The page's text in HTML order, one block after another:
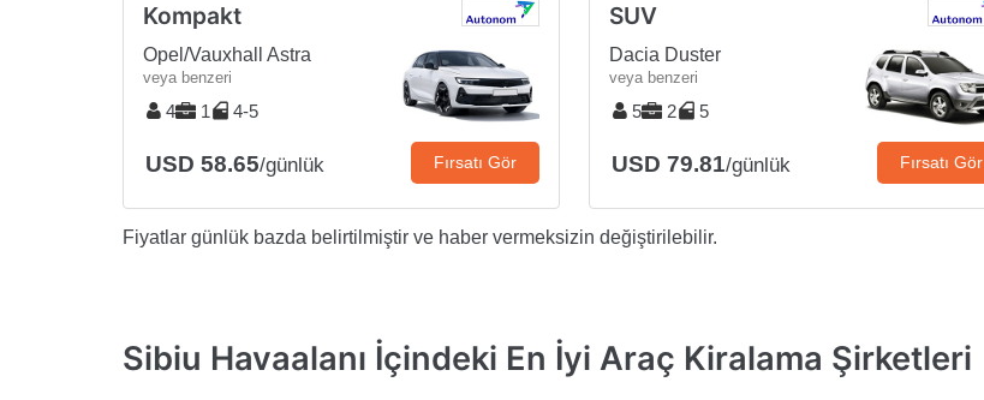
Kompakt
Opel/Vauxhall Astra
veya benzeri
4 1 4-5
USD 58.65/günlük Fırsatı Gör
SUV
Dacia Duster
veya benzeri
5 2 5
USD 79.81/günlük Fırsatı Gör
Fiyatlar günlük bazda belirtilmiştir ve haber vermeksizin değiştirilebilir.
Sibiu Havaalanı İçindeki En İyi Araç Kiralama Şirketleri